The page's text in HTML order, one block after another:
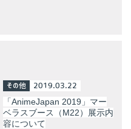
その他 2019.03.22
「AnimeJapan 2019」マー
ベラスブース（M22）展示内
容について